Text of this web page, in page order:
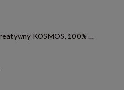
ChildGen - Zestaw kreatywny KOSMOS, 100% naturalna ciastolina i akcesoria